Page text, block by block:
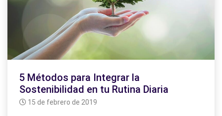
5 Métodos para Integrar la
Sostenibilidad en tu Rutina Diaria
15 de febrero de 2019